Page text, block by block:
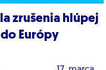
zrušenia hlúpej
Európy